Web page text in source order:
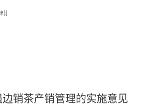
[:]
销茶产销管理的实施意见